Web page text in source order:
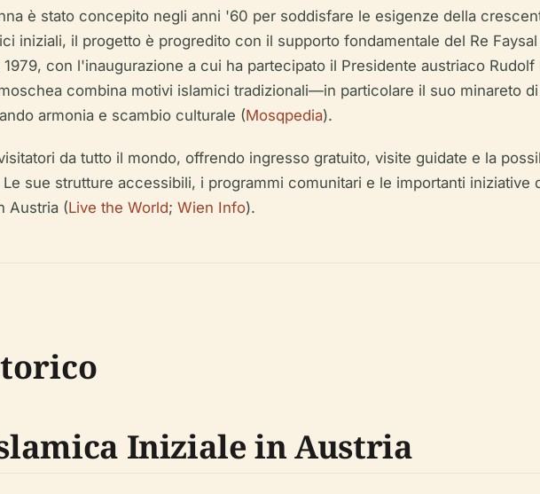
è stato concepito negli anni '60 per soddisfare le esigenze della
iniziali, il progetto è progredito con il supporto fondamentale del Re
con l'inaugurazione a cui ha partecipato il Presidente austriaco
combina motivi islamici tradizionali—in particolare il suo minareto
armonia e scambio culturale (Mosqpedia).
da tutto il mondo, offrendo ingresso gratuito, visite guidate e la
sue strutture accessibili, i programmi comunitari e le importanti
Austria (Live the World; Wien Info).
Iniziale in Austria